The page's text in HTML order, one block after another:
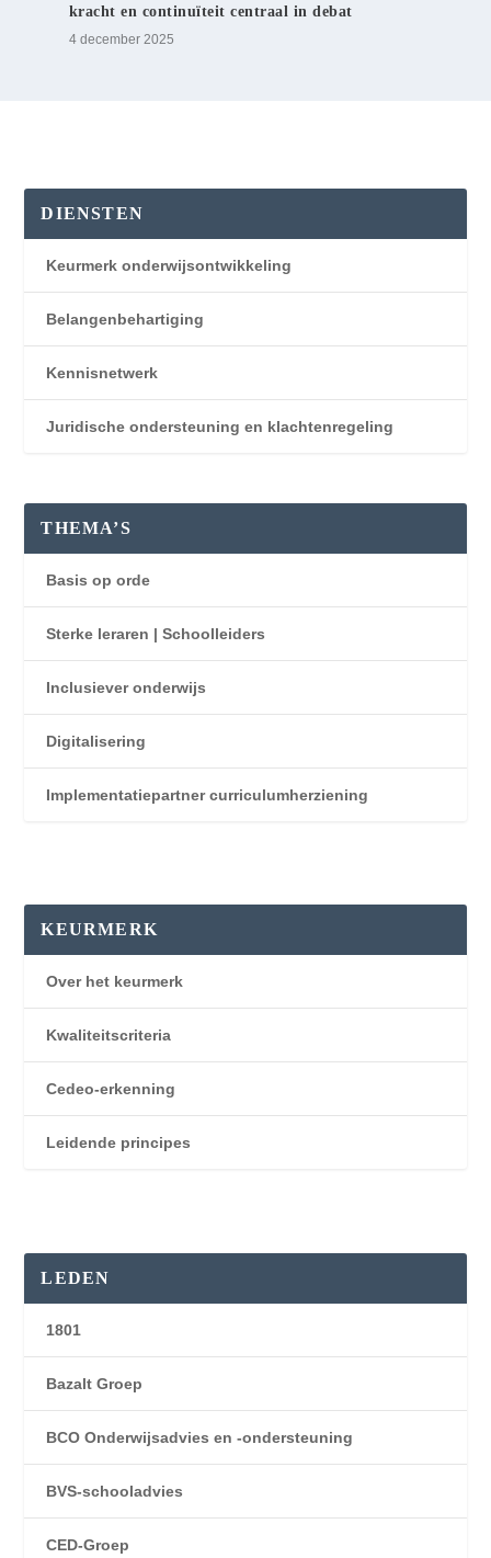
kracht en continuïteit centraal in debat
4 december 2025
DIENSTEN
Keurmerk onderwijsontwikkeling
Belangenbehartiging
Kennisnetwerk
Juridische ondersteuning en klachtenregeling
THEMA’S
Basis op orde
Sterke leraren | Schoolleiders
Inclusiever onderwijs
Digitalisering
Implementatiepartner curriculumherziening
KEURMERK
Over het keurmerk
Kwaliteitscriteria
Cedeo-erkenning
Leidende principes
LEDEN
1801
Bazalt Groep
BCO Onderwijsadvies en -ondersteuning
BVS-schooladvies
CED-Groep